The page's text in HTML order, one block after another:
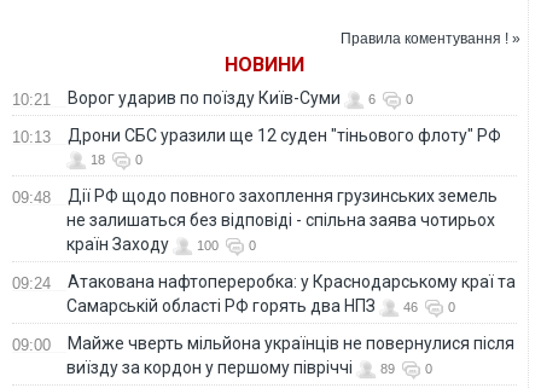
Правила коментування ! »
НОВИНИ
10:21 Ворог ударив по поїзду Київ-Суми 6 0
10:13 Дрони СБС уразили ще 12 суден "тіньового флоту" РФ
18 0
09:48
Дії РФ щодо повного захоплення грузинських земель
не залишаться без відповіді - спільна заява чотирьох
країн Заходу
100 0
09:24
Атакована нафтопереробка: у Краснодарському краї та
Самарській області РФ горять два НПЗ
46 0
09:00
Майже чверть мільйона українців не повернулися після
виїзду за кордон у першому півріччі
89 0